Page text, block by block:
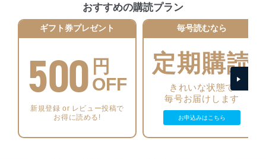
当社は、個人情報に関連する法令、国が定める指針及び
に、これらの法令及びその他の規範を常に適合させま
す。
個人情報の安全管理措置
当社は、個人情報の正確性及び安全性を確保するため
に、下記セキュリティ対策をはじめとする安全対策を実
施し、個人情報の漏えい、滅失またはき損の防止及び是
正に努めます。
おすすめの購読プラン
ギフト券プレゼント
500 円
OFF
新規登録 or レビュー投稿で
お得に読める!
毎号読むなら
定期購読
きれいな状態で
毎号お届けします
お申込みはこちら